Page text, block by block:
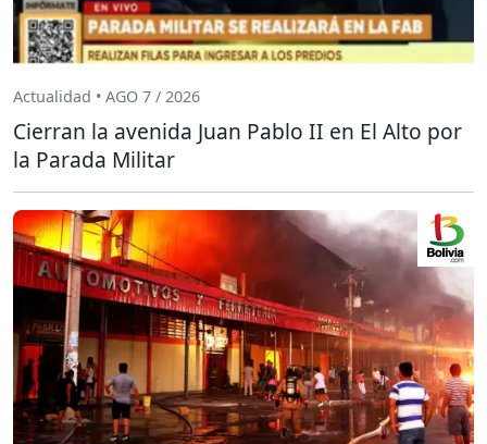
Actualidad • AGO 7 / 2026
Cierran la avenida Juan Pablo II en El Alto por
la Parada Militar